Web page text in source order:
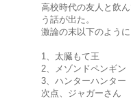
高校時代の友人と飲
う話が出た。
激論の末以下のように
1、太臓もて王
2、メゾンドペンギン
3、ハンターハンター
次点、ジャガーさん